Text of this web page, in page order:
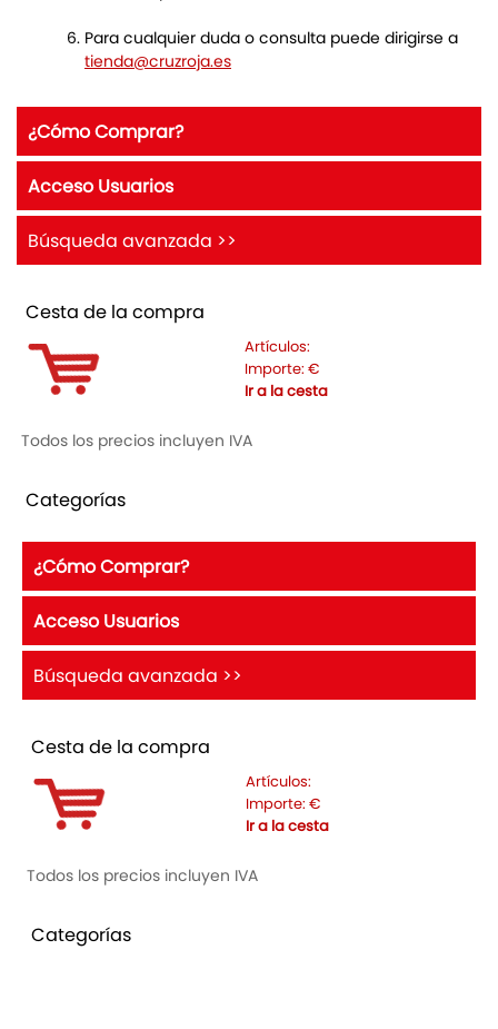
Para cualquier duda o consulta puede dirigirse a
tienda@cruzroja.es
¿Cómo Comprar?
Acceso Usuarios
Búsqueda avanzada >>
Cesta de la compra
Artículos:
Importe: €
Ir a la cesta
Todos los precios incluyen IVA
Categorías
¿Cómo Comprar?
Acceso Usuarios
Búsqueda avanzada >>
Cesta de la compra
Artículos:
Importe: €
Ir a la cesta
Todos los precios incluyen IVA
Categorías